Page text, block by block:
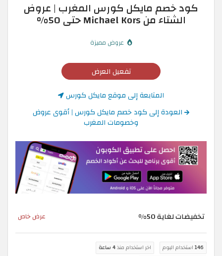
كود خصم مايكل كورس المغرب | عروض
الشتاء من Michael Kors حتى 50%
عروض مميزة
تفعيل العرض
المتابعة إلى موقع مايكل كورس
العودة إلى كود خصم مايكل كورس | أقوى عروض
وخصومات المغرب
تخفيضات لغاية 50% عرض خاص
146 استخدام اليوم اخر استخدام منذ4 ساعة